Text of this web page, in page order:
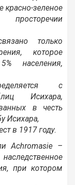
красно-зеленое
только
которое
населения,
с
Исихара,
в честь
Исихара,
в 1917 году.
Achromasie –
при котором